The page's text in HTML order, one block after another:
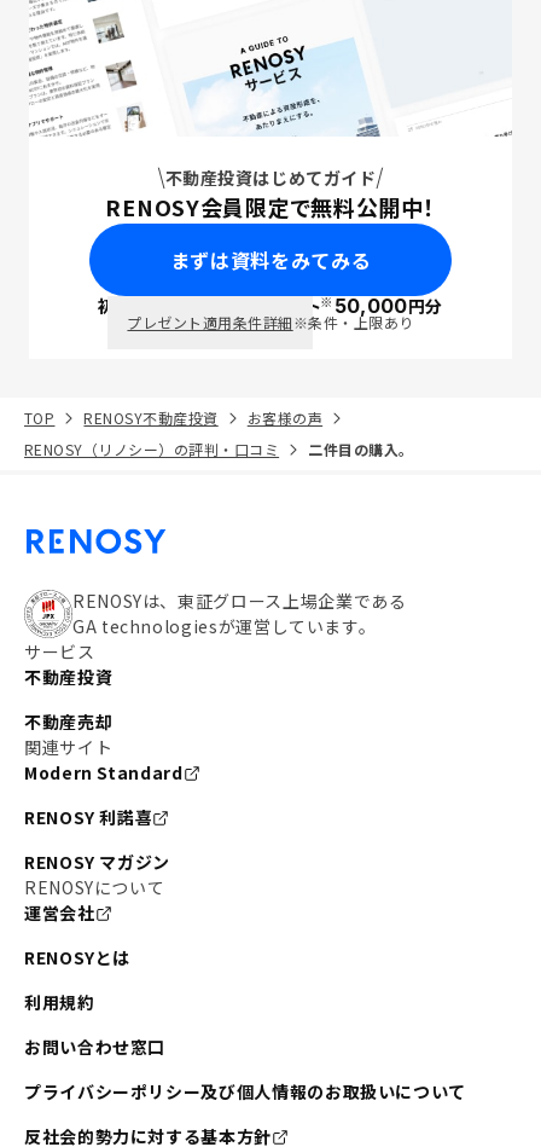
不動産投資はじめてガイド
RENOSY会員限定で無料公開中！
まずは資料をみてみる
初回面談で ポイント※50,000円分
プレゼント適用条件詳細※条件・上限あり
TOP RENOSY不動産投資
お客様の声
RENOSY（リノシー）の評判・口コミ
二件目の購入。
RENOSYは、東証グロース上場企業である
GA technologiesが運営しています。
サービス
不動産投資
不動産売却
関連サイト
Modern Standard
RENOSY 利諾喜
RENOSY マガジン
RENOSYについて
運営会社
RENOSYとは
利用規約
お問い合わせ窓口
プライバシーポリシー及び個人情報のお取扱いについて
反社会的勢力に対する基本方針